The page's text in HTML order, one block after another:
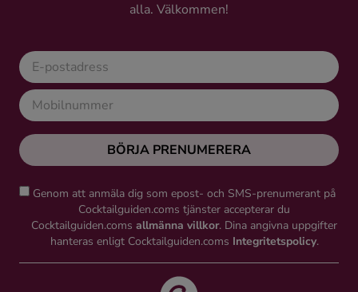
alla. Välkommen!
BÖRJA PRENUMERERA
Genom att anmäla dig som epost- och SMS-prenumerant på
Cocktailguiden.coms tjänster accepterar du
Cocktailguiden.coms allmänna villkor. Dina angivna uppgifter
hanteras enligt Cocktailguiden.coms Integritetspolicy.